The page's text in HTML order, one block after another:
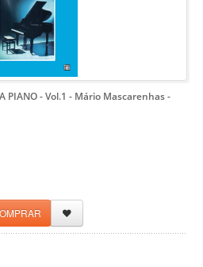
PIANO - Vol.1 - Mário Mascarenhas-